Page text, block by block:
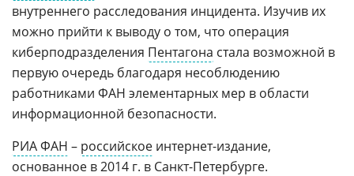
внутреннего расследования инцидента. Изучив их
можно прийти к выводу о том, что операция
киберподразделения Пентагона стала возможной в
первую очередь благодаря несоблюдению
работниками ФАН элементарных мер в области
информационной безопасности.
РИА ФАН – российское интернет-издание,
основанное в 2014 г. в Санкт-Петербурге.